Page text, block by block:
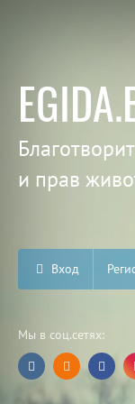
и прав
Вход
Мы в соц.сетях: